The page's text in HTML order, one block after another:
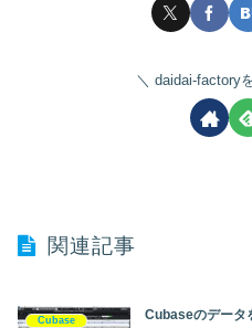
daidai-factory
関連記事
Cubase Cubaseのデータ